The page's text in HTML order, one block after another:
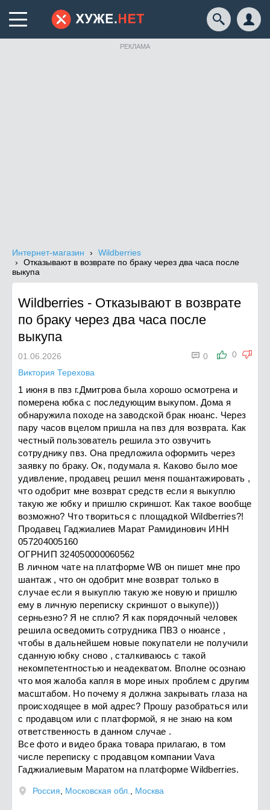
РЕКЛАМА
Интернет-магазин
Wildberries
Отказывают в возврате по браку через два часа после
выкупа
Wildberries - Отказывают в возврате
по браку через два часа после
выкупа
0
 0
01.06.2026
Виктория Терехова
1 июня в пвз г.Дмитрова была хорошо осмотрена и
померена юбка с последующим выкупом. Дома я
обнаружила походе на заводской брак нюанс. Через
пару часов вцелом пришла на пвз для возврата. Как
честный пользователь решила это озвучить
сотруднику пвз. Она предложила оформить через
заявку по браку. Ок, подумала я. Каково было мое
удивление, продавец решил меня пошантажировать ,
что одобрит мне возврат средств если я выкуплю
такую же юбку и пришлю скриншот. Как такое вообще
возможно? Что твориться с площадкой Wildberries?!
Продавец Гаджиалиев Марат Рамидинович ИНН
057204005160
ОГРНИП 324050000060562
В личном чате на платформе WB он пишет мне про
шантаж , что он одобрит мне возврат только в
случае если я выкуплю такую же новую и пришлю
ему в личную переписку скриншот о выкупе)))
серньезно? Я не сплю? Я как порядочный человек
решила осведомить сотрудника ПВЗ о нюансе ,
чтобы в дальнейшем новые покупатели не получили
сданную юбку сново , сталкиваюсь с такой
некомпетентностью и неадекватом. Вполне осознаю
что моя жалоба капля в море иных проблем с другим
масштабом. Но почему я должна закрывать глаза на
происходящее в мой адрес? Прошу разобраться или
с продавцом или с платформой, я не знаю на ком
ответственность в данном случае .
Все фото и видео брака товара прилагаю, в том
числе переписку с продавцом компании Vava
Гаджиалиевым Маратом на платформе Wildberries.
Россия Московская обл. Москва